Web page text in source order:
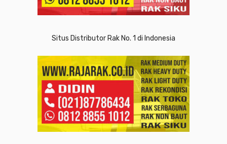
Situs Distributor Rak No. 1 di Indonesia